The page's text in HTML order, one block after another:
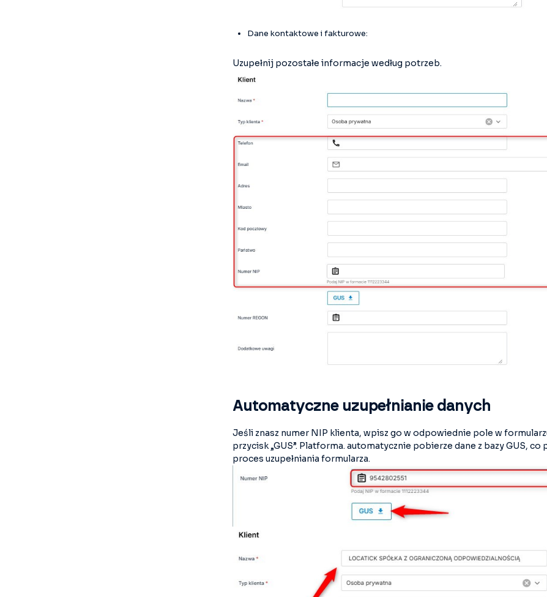
Dane kontaktowe i fakturowe:
Uzupełnij pozostałe informacje według potrzeb.
Automatyczne uzupełnianie danych
Jeśli znasz numer NIP klienta, wpisz go w odpowiednie pole w
przycisk „GUS”. Platforma. automatycznie pobierze dane z bazy GUS, co
proces uzupełniania formularza.